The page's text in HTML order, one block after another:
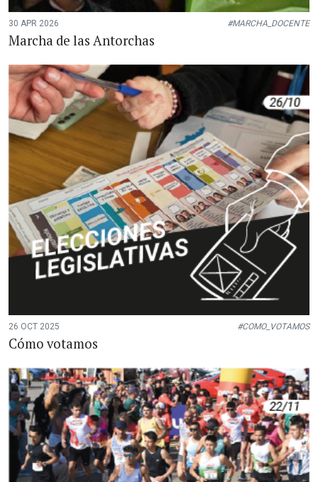
30 APR 2026 #MARCHA_DOCENTE
Marcha de las Antorchas
26 OCT 2025 #COMO_VOTAMOS
Cómo votamos